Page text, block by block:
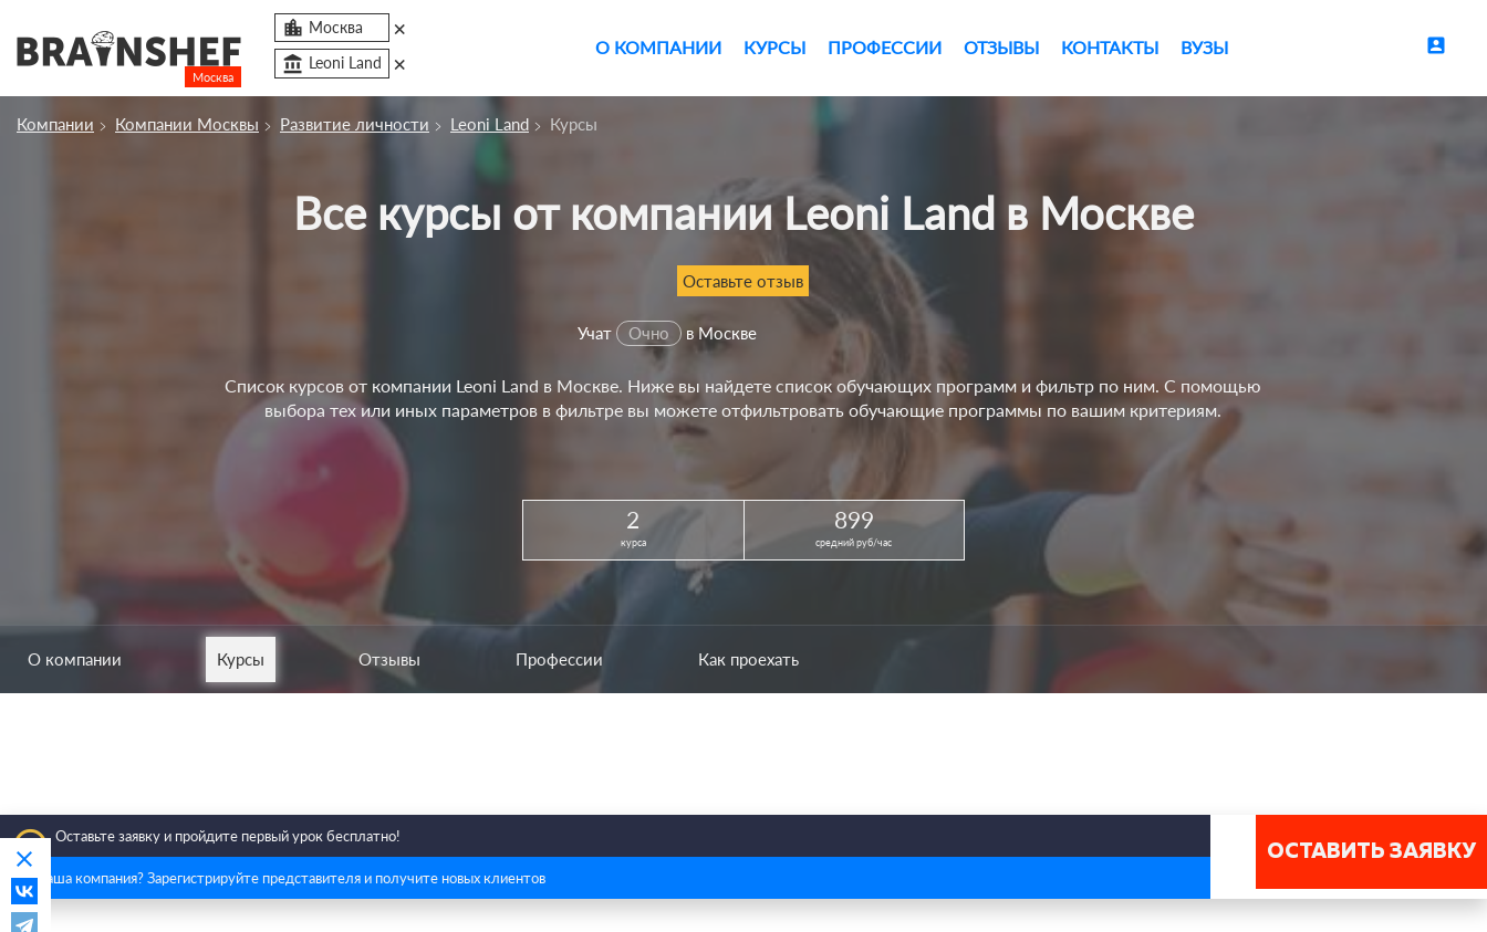
Москва
 Москва ×
account_balance Leoni Land ×
О КОМПАНИИ КУРСЫ ПРОФЕССИИ ОТЗЫВЫ КОНТАКТЫ ВУЗЫ account_box
clear
Компании Компании Москвы Развитие личности Leoni Land Курсы
Все курсы от компании Leoni Land в Москве
Оставьте отзыв
Учат Очно в Москве
Список курсов от компании Leoni Land в Москве. Ниже вы найдете список обучающих программ и фильтр по ним. С помощью
выбора тех или иных параметров в фильтре вы можете отфильтровать обучающие программы по вашим критериям.
2
курса
899
средний руб/час
О компании Курсы Отзывы Профессии Как проехать
ОСТАВИТЬ ЗАЯВКУ
insert_emoticon Оставьте заявку и пройдите первый урок бесплатно!
Это ваша компания? Зарегистрируйте представителя и получите новых клиентов